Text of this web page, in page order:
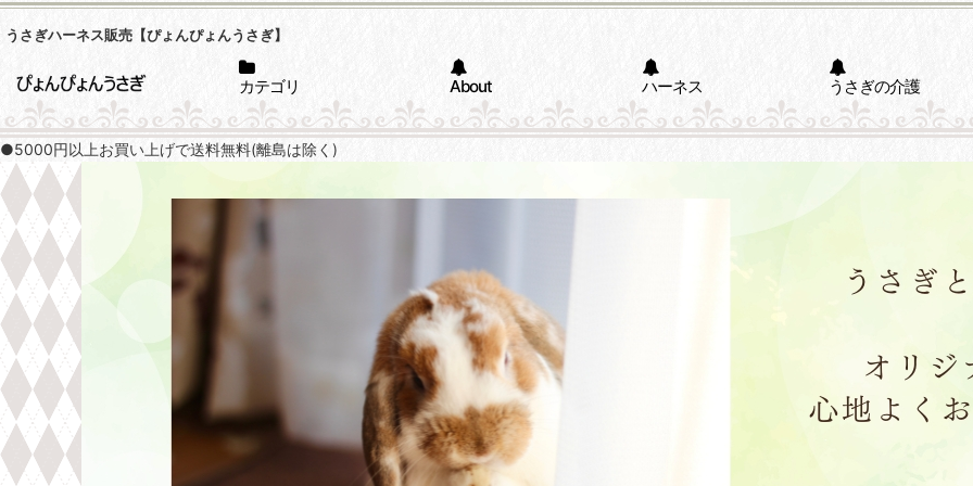
うさぎハーネス販売【ぴょんぴょんうさぎ】
カテゴリ About ハーネス うさぎの介護
●5000円以上お買い上げで送料無料(離島は除く)